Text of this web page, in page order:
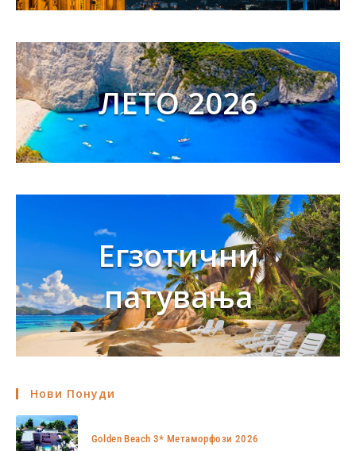
ЛЕТО 2026
Егзотични
патувања
Нови Понуди
Golden Beach 3* Метаморфози 2026